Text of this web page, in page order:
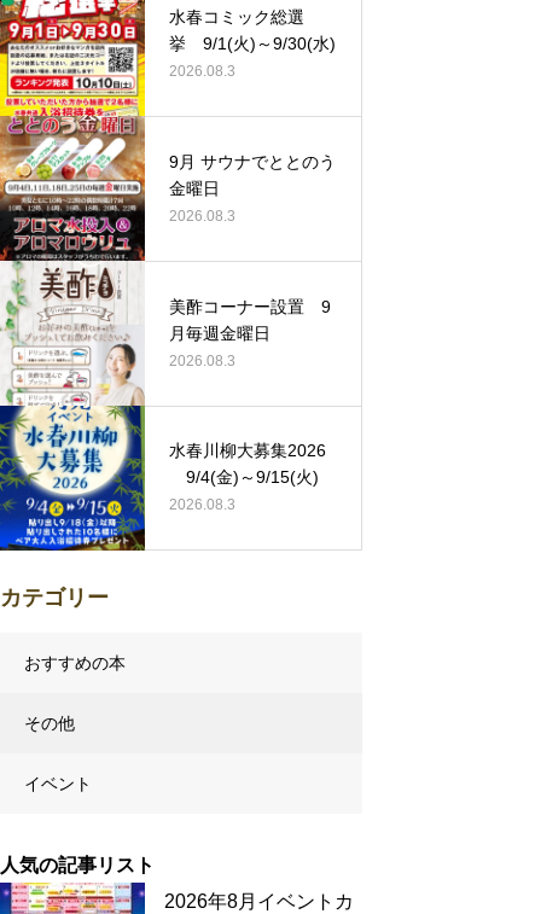
水春コミック総選
挙 9/1(火)～9/30(水)
2026.08.3
9月 サウナでととのう
金曜日
2026.08.3
美酢コーナー設置 9
月毎週金曜日
2026.08.3
水春川柳大募集2026
9/4(金)～9/15(火)
2026.08.3
カテゴリー
おすすめの本
その他
イベント
人気の記事リスト
2026年8月イベントカ